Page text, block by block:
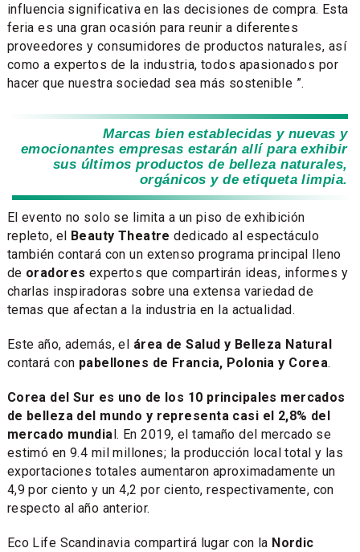
influencia significativa en las decisiones de compra. Esta
feria es una gran ocasión para reunir a diferentes
proveedores y consumidores de productos naturales, así
como a expertos de la industria, todos apasionados por
hacer que nuestra sociedad sea más sostenible ”.
Marcas bien establecidas y nuevas y
emocionantes empresas estarán allí para exhibir
sus últimos productos de belleza naturales,
orgánicos y de etiqueta limpia.
El evento no solo se limita a un piso de exhibición
repleto, el
Beauty Theatre dedicado al espectáculo
también contará con un extenso programa principal lleno
de oradores expertos que compartirán ideas, informes y
charlas inspiradoras sobre una extensa variedad de
temas que afectan a la industria en la actualidad.
Este año, además, el área de Salud y Belleza Natural
contará con pabellones de Francia, Polonia y Corea.
Corea del Sur es uno de los 10 principales mercados
de belleza del mundo y representa casi el 2,8% del
mercado mundia l. En 2019, el tamaño del mercado se
estimó en 9.4 mil millones; la producción local total y las
exportaciones totales aumentaron aproximadamente un
4,9 por ciento y un 4,2 por ciento, respectivamente, con
respecto al año anterior.
Eco Life Scandinavia compartirá lugar con la Nordic